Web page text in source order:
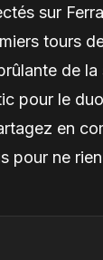
sur
tours
de la
pour le
en
pour ne